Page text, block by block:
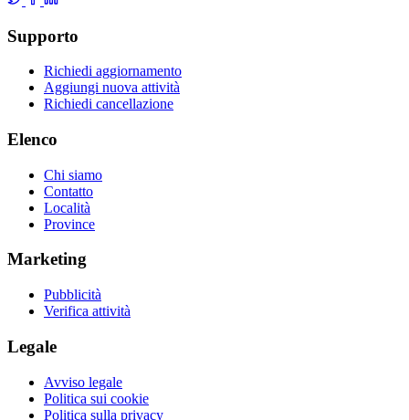
Supporto
Richiedi aggiornamento
Aggiungi nuova attività
Richiedi cancellazione
Elenco
Chi siamo
Contatto
Località
Province
Marketing
Pubblicità
Verifica attività
Legale
Avviso legale
Politica sui cookie
Politica sulla privacy